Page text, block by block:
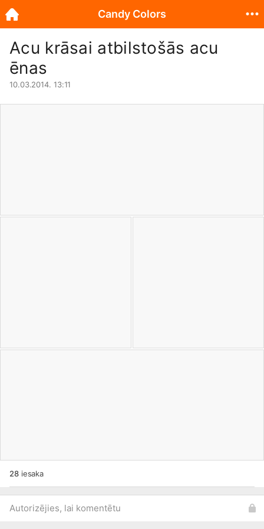
Acu krāsai atbilstošās acu
ēnas
10.03.2014. 13:11
28iesaka
Autorizējies, lai komentētu
Candy Colors